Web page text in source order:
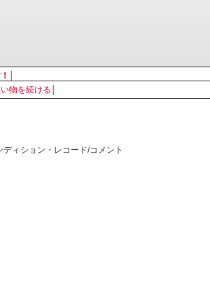
物を続ける
ィション・レコード/コメント